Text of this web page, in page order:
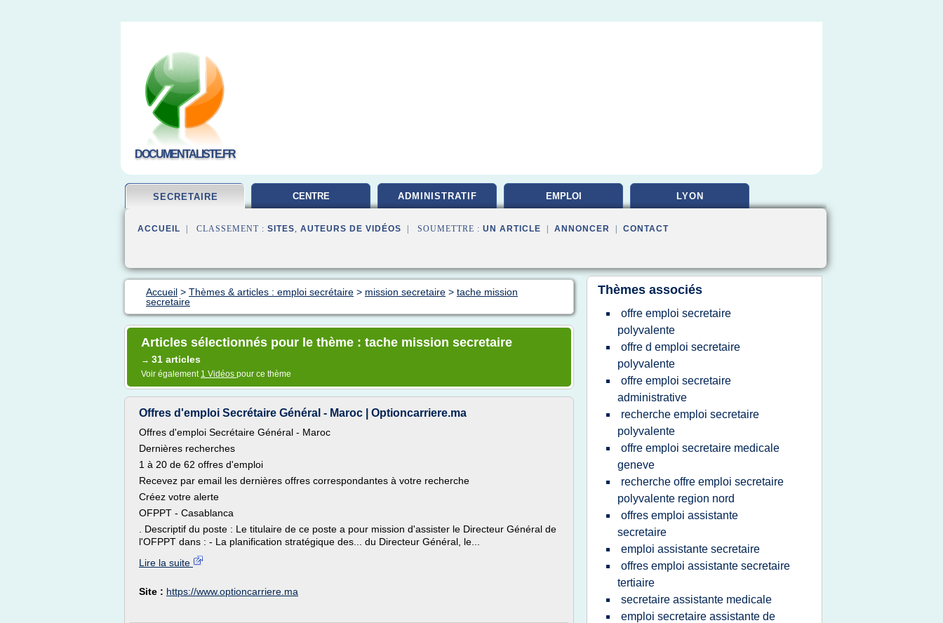
DOCUMENTALISTE.FR
SECRETAIRE CENTRE ADMINISTRATIF EMPLOI LYON
ACCUEIL | CLASSEMENT : SITES, AUTEURS DE VIDÉOS | SOUMETTRE : UN ARTICLE ANNONCER CONTACT
Accueil > Thèmes & articles : emploi secrétaire > mission secretaire > tache mission
secretaire
Articles sélectionnés pour le thème : tache mission secretaire
→ 31 articles
Voir également 1 Vidéos pour ce thème
Offres d'emploi Secrétaire Général - Maroc | Optioncarriere.ma
Offres d'emploi Secrétaire Général - Maroc
Dernières recherches
1 à 20 de 62 offres d'emploi
Recevez par email les dernières offres correspondantes à votre recherche
Créez votre alerte
OFPPT - Casablanca
. Descriptif du poste : Le titulaire de ce poste a pour mission d'assister le Directeur Général de
l'OFPPT dans : - La planification stratégique des... du Directeur Général, le...
Lire la suite
Site : https://www.optioncarriere.ma
Thèmes associés
offre emploi secretaire
polyvalente
offre d emploi secretaire
polyvalente
offre emploi secretaire
administrative
recherche emploi secretaire
polyvalente
offre emploi secretaire medicale
geneve
recherche offre emploi secretaire
polyvalente region nord
offres emploi assistante
secretaire
emploi assistante secretaire
offres emploi assistante secretaire
tertiaire
secretaire assistante medicale
emploi secretaire assistante de